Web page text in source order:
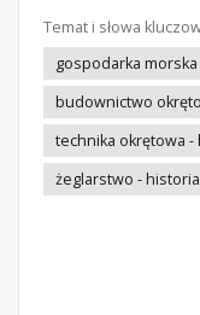
Temat i słowa
gospodarka
budownictwo
technika okrętowa -
żeglarstwo - historia